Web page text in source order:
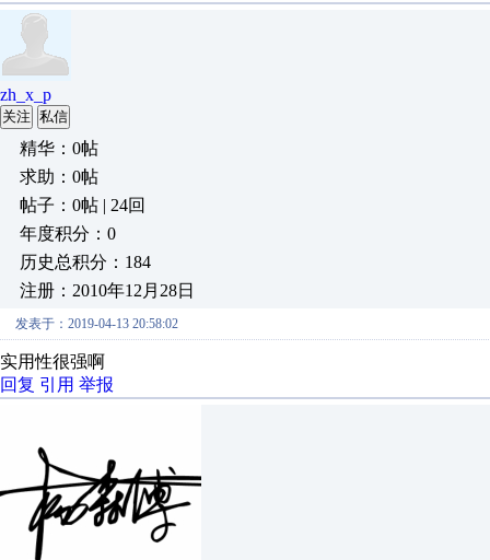
zh_x_p
关注 私信
精华：0帖
求助：0帖
帖子：0帖 | 24回
年度积分：0
历史总积分：184
注册：2010年12月28日
发表于：2019-04-13 20:58:02
实用性很强啊
回复 引用 举报